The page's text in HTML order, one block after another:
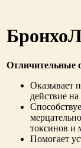
Отличительные
Оказывает
действие
токсинов и
Помогает